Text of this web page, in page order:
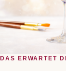
DAS ERWARTET